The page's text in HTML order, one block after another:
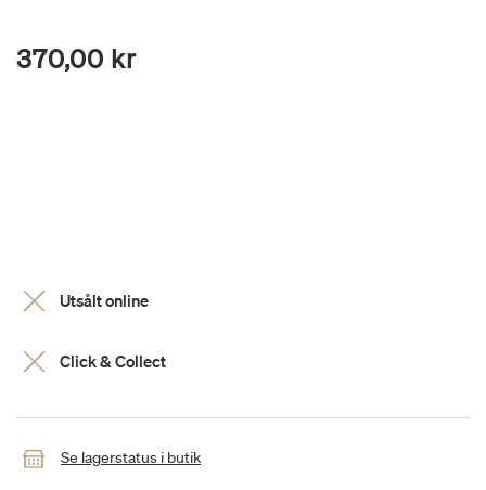
370,00 kr
Utsålt online
Click & Collect
Se lagerstatus i butik